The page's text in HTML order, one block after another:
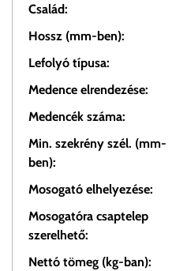
Család:
Hossz (mm-ben):
Lefolyó típusa:
Medence elrendezése:
Medencék száma:
Min. szekrény szél. (mm-
ben):
Mosogató elhelyezése:
Mosogatóra csaptelep
szerelhető:
Nettó tömeg (kg-ban):